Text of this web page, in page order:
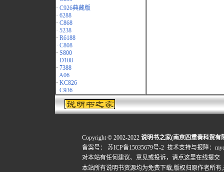
· C926典藏版
· 6288
· C868
· 5238
· R6188
· C808
· S800
· D108
· 7388
· A06
· KC826
· C936
Copyright © 2002-2022 说明书之家(南京四重奏科贸有
备案号：
苏ICP备15035679号-2 技术支持与报障：
对本站有任何建议、意见或投诉， 请点这里在线提交
本站所有说明书资源均为免费下载,版权归原作者所